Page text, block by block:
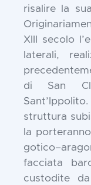
risalire la
XIII secolo
laterali,
di San
struttura
la
facciata
custodite